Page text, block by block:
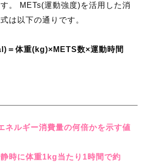
。 METs(運動強度)を活用した消
は以下の通りです。
＝体重(kg)×METS数×運動時間
ネルギー消費量の何倍かを示す値
時に体重1kg当たり1時間で約